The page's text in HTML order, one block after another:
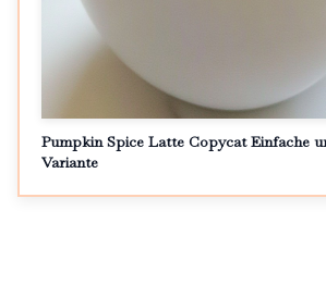
Pumpkin Spice Latte Copycat Einfache
Variante